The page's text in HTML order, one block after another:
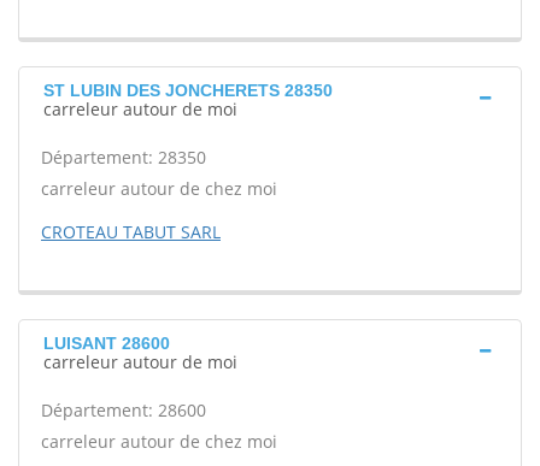
ST LUBIN DES JONCHERETS 28350
carreleur autour de moi
Département: 28350
carreleur autour de chez moi
CROTEAU TABUT SARL
LUISANT 28600
carreleur autour de moi
Département: 28600
carreleur autour de chez moi